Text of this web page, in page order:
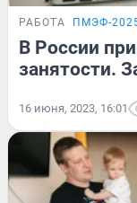
РАБОТА ПМЭФ-
В России
занятости.
16 июня, 2023, 16:01